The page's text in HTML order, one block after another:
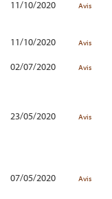
11/10/2020
Avis
11/10/2020
Avis
02/07/2020
Avis
23/05/2020
Avis
07/05/2020
Avis